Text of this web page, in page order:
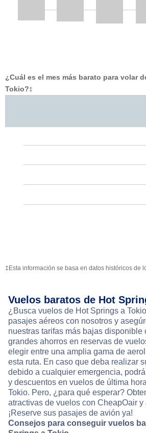
¿Cuál es el mes más barato para volar
Tokio?‡
‡Esta información se basa en datos históricos de
Vuelos baratos de Hot
¿Busca vuelos de Hot Springs a
pasajes aéreos con nosotros y
nuestras tarifas más bajas disponible
grandes ahorros en reservas de
elegir entre una amplia gama de
esta ruta. En caso que deba realizar
debido a cualquier emergencia,
y descuentos en vuelos de última
Tokio. Pero, ¿para qué esperar?
atractivas de vuelos con CheapOair y
¡Reserve sus pasajes de avión ya!
Consejos para conseguir vuelos